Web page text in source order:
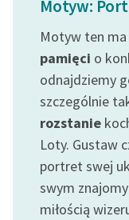
Ręce pełne poezji
Kolekcje edukacyjne
twórców
do domeny
lektur szkolnych
Starego Testamentu
Odkurzamy
Szkoła Poezji
Motyw:
Motyw ten
pamięci o
odnajdziemy
szczególnie
rozstanie
Loty. Gustaw
portret swej
swym
miłością